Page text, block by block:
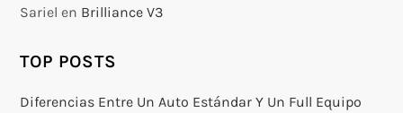
Sariel en Brilliance V3
TOP POSTS
Diferencias Entre Un Auto Estándar Y Un Full Equipo